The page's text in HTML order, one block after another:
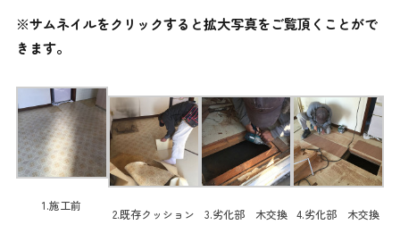
※サムネイルをクリックすると拡大写真をご覧頂くことがで
きます。
1.施工前
2.既存クッション
3.劣化部 木交換 4.劣化部 木交換